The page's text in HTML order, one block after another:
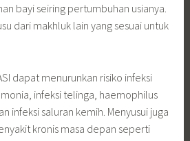
bayi seiring pertumbuhan usianya.
dari makhluk lain yang sesuai untuk
dapat menurunkan risiko infeksi
infeksi telinga, haemophilus
infeksi saluran kemih. Menyusui juga
kronis masa depan seperti